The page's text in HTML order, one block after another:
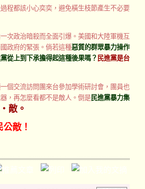
程都該小心奕奕，避免橫生枝節產生不必要
次政治暗殺而全面引爆。美國和大陸軍機互
政府的緊張。倘若這種惡質的群眾暴力操作
從上到下承擔得起這種後果嗎？ 民進黨是台
個交流訪問團來台參加學術研討會，團員也
，再怎麼看都不是敵人。倒是民進黨暴力集
敵。
敵！